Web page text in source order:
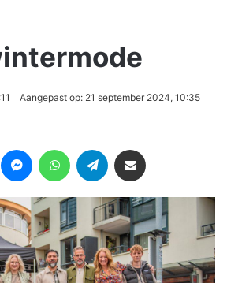
Aangepast op: 21 september 2024, 10:35